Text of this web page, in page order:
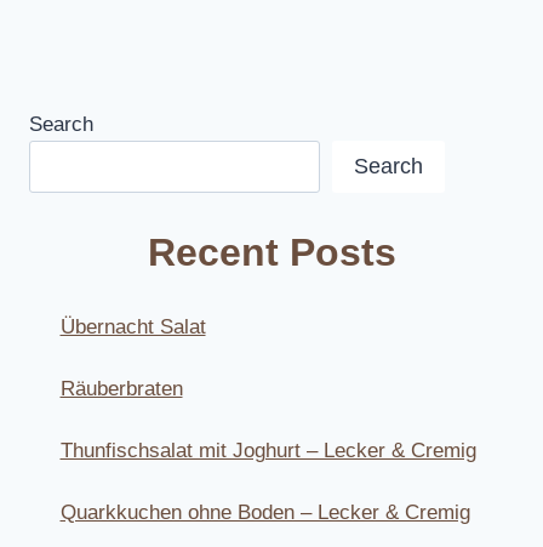
Search
Search
Recent Posts
Übernacht Salat
Räuberbraten
Thunfischsalat mit Joghurt – Lecker & Cremig
Quarkkuchen ohne Boden – Lecker & Cremig